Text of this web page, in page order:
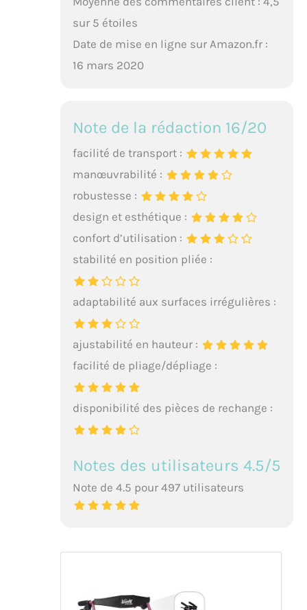
sur 5 étoiles
Date de mise en ligne sur Amazon.fr :
16 mars 2020
Note de la rédaction 16/20
facilité de transport :
manœuvrabilité :
robustesse :
design et esthétique :
confort d’utilisation :
stabilité en position pliée :
adaptabilité aux surfaces irrégulières :
ajustabilité en hauteur :
facilité de pliage/dépliage :
disponibilité des pièces de rechange :
Notes des utilisateurs 4.5/5
Note de 4.5 pour 497 utilisateurs